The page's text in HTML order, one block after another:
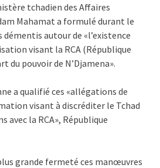
tchadien des Affaires
Mahamat a formulé durant le
démentis autour de «l’existence
visant la RCA (République
du pouvoir de N’Djamena».
a qualifié ces «allégations de
visant à discréditer le Tchad
avec la RCA», République
grande fermeté ces manœuvres